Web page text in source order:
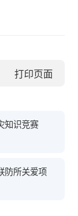
知识竞赛
防所关爱项